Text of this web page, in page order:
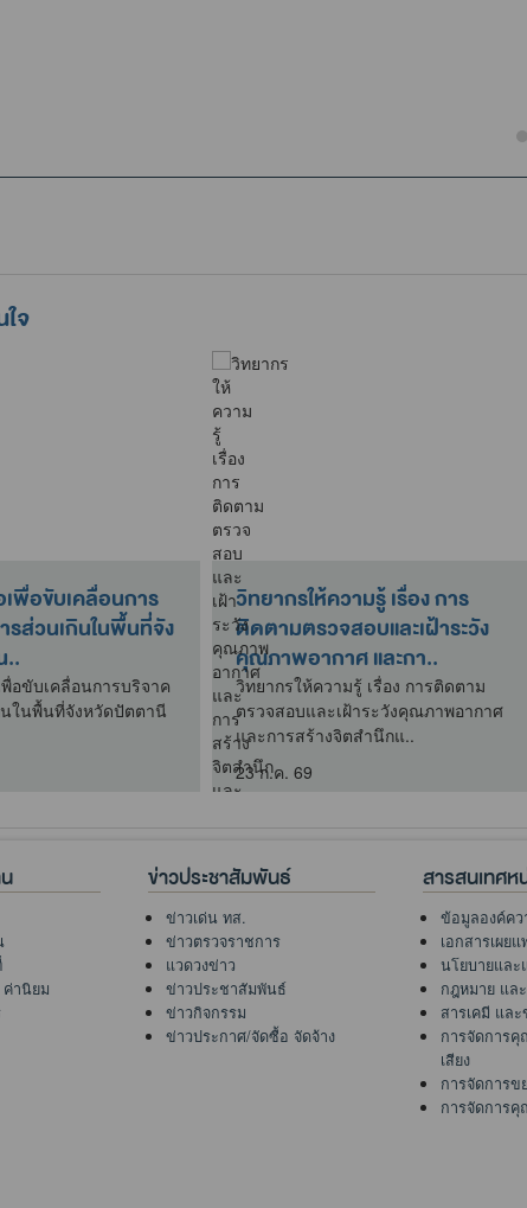
จ
เพื่อขับเคลื่อนการ
รส่วนเกินในพื้นที่จัง
อขับเคลื่อนการบริจาค
ในพื้นที่จังหวัดปัตตานี
วิทยากรให้ความรู้ เรื่อง การ
ติดตามตรวจสอบและเฝ้าระวัง
คุณภาพอากาศ และกา..
วิทยากรให้ความรู้ เรื่อง การติดตาม
ตรวจสอบและเฝ้าระวังคุณภาพอากาศ
และการสร้างจิตสำนึกแ..
23 ก.ค. 69
านิยม
ข่าวประชาสัมพันธ์
ข่าวเด่น ทส.
ข่าวตรวจราชการ
แวดวงข่าว
ข่าวประชาสัมพันธ์
ข่าวกิจกรรม
ข่าวประกาศ/จัดซื้อ จัดจ้าง
สารสนเทศห
ข้อมูลองค์คว
เอกสารเผยแ
นโยบายและ
กฎหมาย แล
สารเคมี แล
การจัดการ
เสียง
การจัดการข
การจัดการ